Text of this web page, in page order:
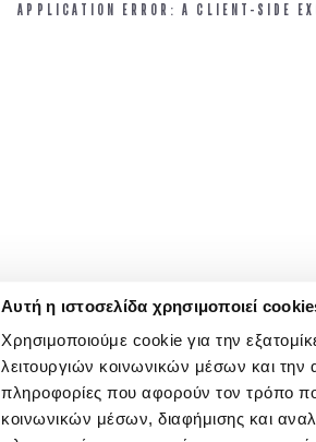
Αυτή η ιστοσελίδα χρησιμοποιεί
Χρησιμοποιούμε cookie για την
λειτουργιών κοινωνικών μέσων και
πληροφορίες που αφορούν τον τρόπο
κοινωνικών μέσων, διαφήμισης και
APPLICATION ERROR: A CLIENT-SIDE